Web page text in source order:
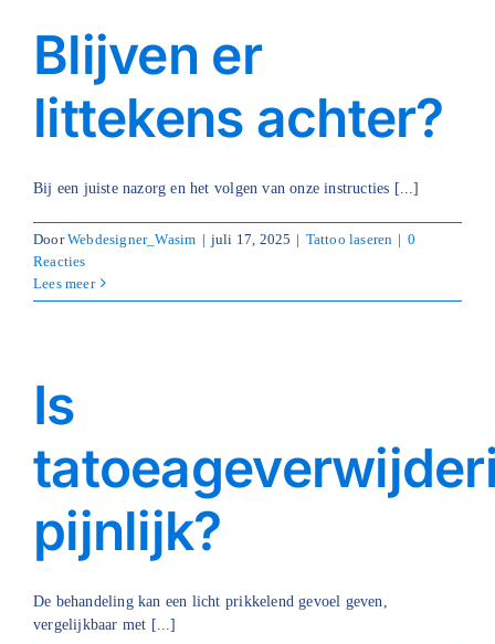
Blijven er
littekens achter?
Bij een juiste nazorg en het volgen van onze instructies [...]
DoorWebdesigner_Wasim | juli 17, 2025 | Tattoo laseren | 0
Reacties
Lees meer
Is
pijnlijk?
De behandeling kan een licht prikkelend gevoel geven,
vergelijkbaar met [...]